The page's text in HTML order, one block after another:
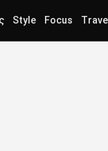
Style Focus Travel